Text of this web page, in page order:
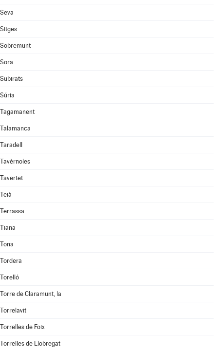
Seva
Sitges
Sobremunt
Sora
Subirats
Súria
Tagamanent
Talamanca
Taradell
Tavèrnoles
Tavertet
Teià
Terrassa
Tiana
Tona
Tordera
Torelló
Torre de Claramunt, la
Torrelavit
Torrelles de Foix
Torrelles de Llobregat